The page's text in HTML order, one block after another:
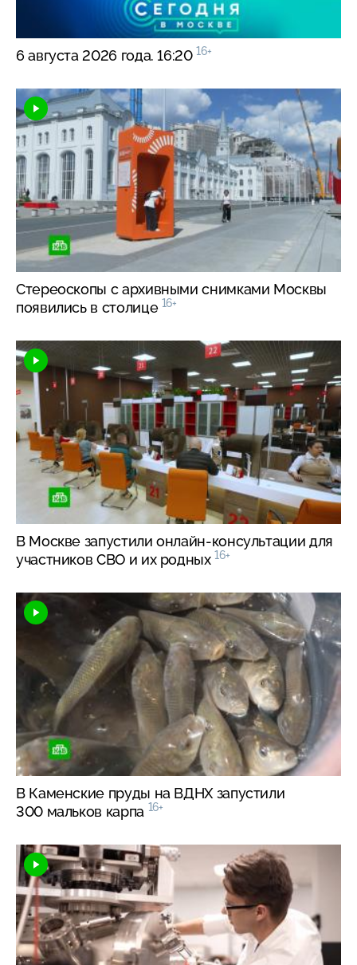
6 августа 2026 года. 16:20 16+
Стереоскопы с архивными снимками Москвы
появились в столице 16+
В Москве запустилионлайн-консультации для
участников СВО и их родных 16+
В Каменские пруды на ВДНХ запустили
300 мальков карпа 16+